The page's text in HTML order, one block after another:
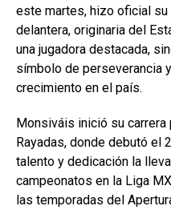
este martes, hizo oficial
delantera, originaria del
una jugadora destacada,
símbolo de perseverancia
crecimiento en el país.
Monsiváis inició su
Rayadas, donde debutó el
talento y dedicación la
campeonatos en la Liga
las temporadas del